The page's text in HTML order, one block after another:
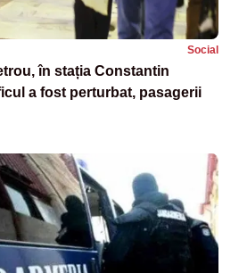
Social
în stația Constantin
a fost perturbat, pasagerii